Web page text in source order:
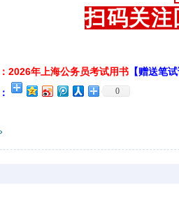
扫码关注
2026年上海公务员考试用书 【赠送笔
0